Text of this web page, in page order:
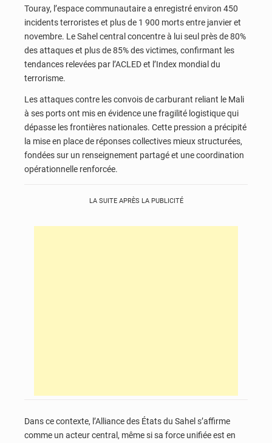
Touray, l’espace communautaire a enregistré environ 450
incidents terroristes et plus de 1 900 morts entre janvier et
novembre. Le Sahel central concentre à lui seul près de 80%
des attaques et plus de 85% des victimes, confirmant les
tendances relevées par l’ACLED et l’Index mondial du
terrorisme.
Les attaques contre les convois de carburant reliant le Mali
à ses ports ont mis en évidence une fragilité logistique qui
dépasse les frontières nationales. Cette pression a précipité
la mise en place de réponses collectives mieux structurées,
fondées sur un renseignement partagé et une coordination
opérationnelle renforcée.
LA SUITE APRÈS LA PUBLICITÉ
Dans ce contexte, l’Alliance des États du Sahel s’affirme
comme un acteur central, même si sa force unifiée est en